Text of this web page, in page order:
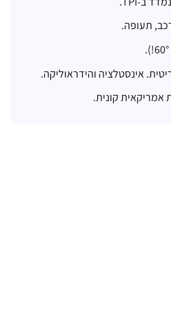
תעופה.
אינסטלציה והידראוליקה.
אמריקאית קונית.